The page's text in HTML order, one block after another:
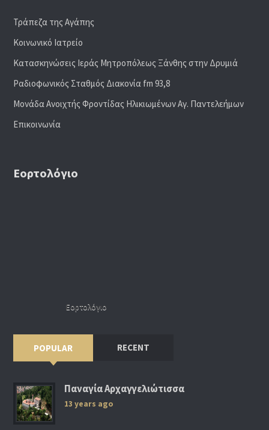
Τράπεζα της Αγάπης
Κοινωνικό Ιατρείο
Κατασκηνώσεις Ιεράς Μητροπόλεως Ξάνθης στην Δρυμιά
Ραδιoφωνικός Σταθμός Διακονία fm 93,8
Μονάδα Ανοιχτής Φροντίδας Ηλικιωμένων Αγ. Παντελεήμων
Επικοινωνία
Εορτολόγιο
Εορτολόγιο
POPULAR RECENT
Παναγία Αρχαγγελιώτισσα
13 years ago